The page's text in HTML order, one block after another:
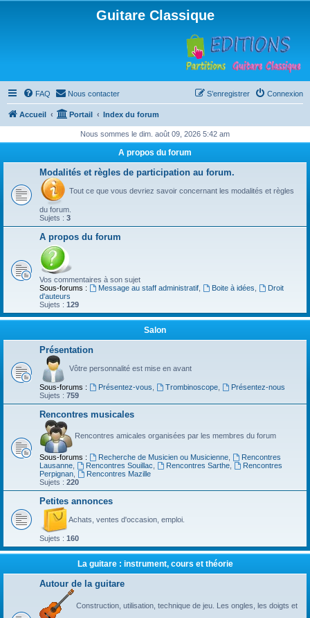
Guitare Classique
FAQ Nous contacter Connexion
S’enregistrer
Accueil Portail Index du forum
Nous sommes le dim. août 09, 2026 5:42 am
A propos du forum
Modalités et règles de participation au forum.
Tout ce que vous devriez savoir concernant les modalités et règles
du forum.
Sujets : 3
A propos du forum
Vos commentaires à son sujet
Sous-forums :
Message au staff administratif, Boite à idées
Droit
d'auteurs
Sujets : 129
Salon
Présentation
Vôtre personnalité est mise en avant
Sous-forums : Présentez-vous Trombinoscope,
Présentez-nous
Sujets : 759
Rencontres musicales
Rencontres amicales organisées par les membres du forum
Sous-forums : Recherche de Musicien ou Musicienne,
Rencontres
Lausanne
Rencontres Souillac Rencontres Sarthe,
Rencontres
Perpignan
Rencontres Mazille
Sujets : 220
Petites annonces
Achats, ventes d'occasion, emploi.
Sujets : 160
La guitare : instrument, cours et théorie
Autour de la guitare
Construction, utilisation, technique de jeu. Les ongles, les doigts et